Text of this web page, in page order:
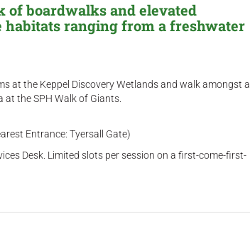
of boardwalks and elevated
ranging from a freshwater
at the Keppel Discovery Wetlands and walk amongst a
the SPH Walk of Giants.
Entrance: Tyersall Gate)
Desk. Limited slots per session on a first-come-first-